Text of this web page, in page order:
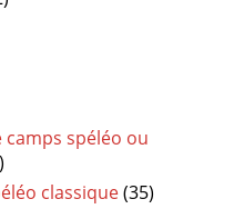
spéléo ou
classique(35)